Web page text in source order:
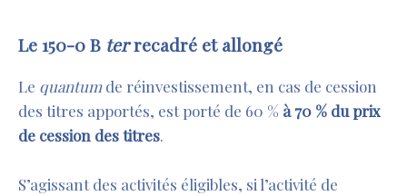
Le 150-0 B terrecadré et allongé
Le quantumde réinvestissement, en cas de cession
des titres apportés, est porté de 60 % à 70 % du prix
de cession des titres.
S’agissant des activités éligibles, si l’activité de